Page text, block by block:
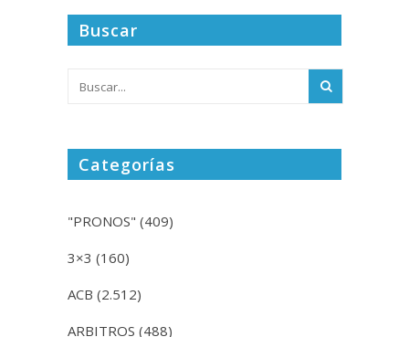
Buscar
Categorías
"PRONOS" (409)
3×3 (160)
ACB (2.512)
ARBITROS (488)